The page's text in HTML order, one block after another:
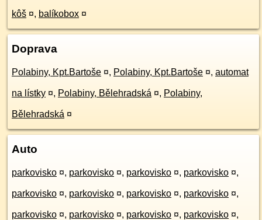
kôš ¤, balíkobox ¤
Doprava
Polabiny, Kpt.Bartoše ¤, Polabiny, Kpt.Bartoše ¤, automat
na lístky ¤, Polabiny, Bělehradská ¤, Polabiny,
Bělehradská ¤
Auto
parkovisko ¤, parkovisko ¤, parkovisko ¤, parkovisko ¤,
parkovisko ¤, parkovisko ¤, parkovisko ¤, parkovisko ¤,
parkovisko ¤, parkovisko ¤, parkovisko ¤, parkovisko ¤,